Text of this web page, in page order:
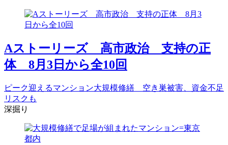
Aストーリーズ 高市政治 支持の正
体 8月3日から全10回
ピーク迎えるマンション大規模修繕 空き巣被害、資金不足
リスクも
深掘り